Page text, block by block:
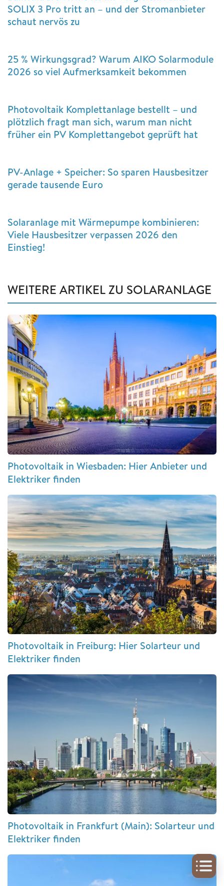
SOLIX 3 Pro tritt an – und der Stromanbieter
schaut nervös zu
25 % Wirkungsgrad? Warum AIKO Solarmodule
2026 so viel Aufmerksamkeit bekommen
Photovoltaik Komplettanlage bestellt – und
plötzlich fragt man sich, warum man nicht
früher ein PV Komplettangebot geprüft hat
PV-Anlage + Speicher: So sparen Hausbesitzer
gerade tausende Euro
Solaranlage mit Wärmepumpe kombinieren:
Viele Hausbesitzer verpassen 2026 den
Einstieg!
WEITERE ARTIKEL ZU SOLARANLAGE
Photovoltaik in Wiesbaden: Hier Anbieter und
Elektriker finden
Photovoltaik in Freiburg: Hier Solarteur und
Elektriker finden
Photovoltaik in Frankfurt (Main): Solarteur und
Elektriker finden